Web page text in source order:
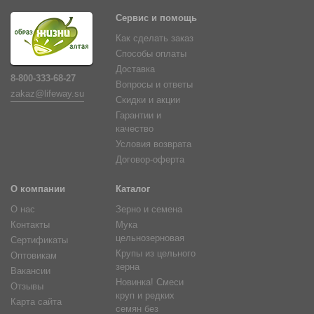
8-800-333-68-27
zakaz@lifeway.su
Сервис и помощь
Как сделать заказ
Способы оплаты
Доставка
Вопросы и ответы
Скидки и акции
Гарантии и
качество
Условия возврата
Договор-оферта
О компании
О нас
Контакты
Сертификаты
Оптовикам
Вакансии
Отзывы
Карта сайта
Каталог
Зерно и семена
Мука
цельнозерновая
Крупы из цельного
зерна
Новинка! Смеси
круп и редких
семян без